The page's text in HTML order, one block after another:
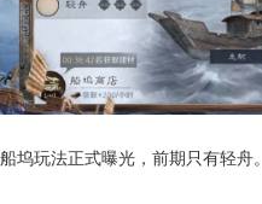
船坞玩法正式曝光，前期只有轻舟。